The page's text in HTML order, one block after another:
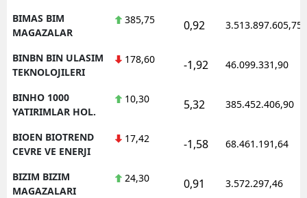
BIMAS BIM
MAGAZALAR
385,75 0,92 3.513.897.605,75
BINBN BIN ULASIM
TEKNOLOJILERI
178,60 -1,92 46.099.331,90
BINHO 1000
YATIRIMLAR HOL.
10,30 5,32 385.452.406,90
BIOEN BIOTREND
CEVRE VE ENERJI
17,42 -1,58 68.461.191,64
BIZIM BIZIM
MAGAZALARI
24,30 0,91 3.572.297,46